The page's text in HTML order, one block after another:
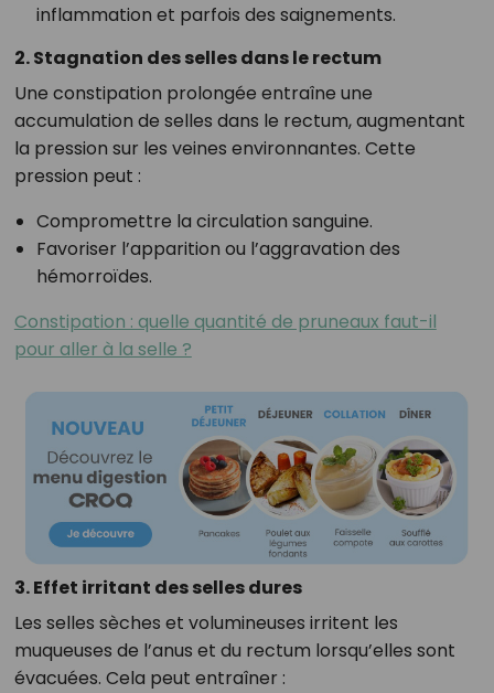
inflammation et parfois des saignements.
2. Stagnation des selles dans le rectum
Une constipation prolongée entraîne une
accumulation de selles dans le rectum, augmentant
la pression sur les veines environnantes. Cette
pression peut :
Compromettre la circulation sanguine.
Favoriser l’apparition ou l’aggravation des
hémorroïdes.
Constipation : quelle quantité de pruneaux faut-il
pour aller à la selle ?
3. Effet irritant des selles dures
Les selles sèches et volumineuses irritent les
muqueuses de l’anus et du rectum lorsqu’elles sont
évacuées. Cela peut entraîner :